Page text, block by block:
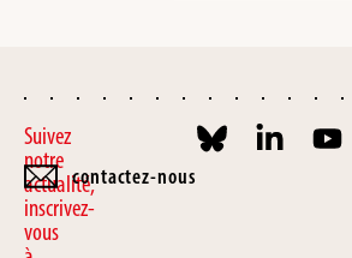
Suivez
notre
actualité,
inscrivez-
vous
contactez-nous